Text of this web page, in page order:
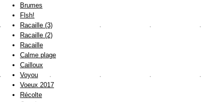
Brumes
Flsh!
Racaille (3)
Racaille (2)
Racaille
Calme plage
Cailloux
Voyou
Voeux 2017
Récolte